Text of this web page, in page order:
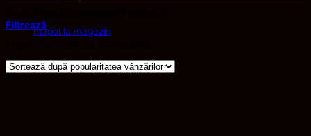
Înapoi la magazin
Filtrează
popularitate